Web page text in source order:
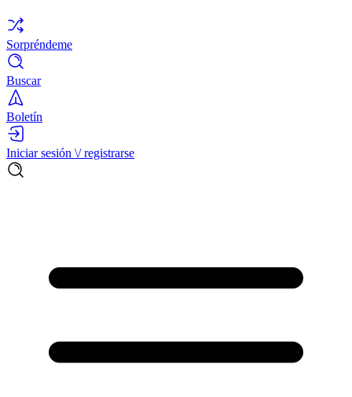
Sorpréndeme
Buscar
Boletín
Iniciar sesión \/ registrarse